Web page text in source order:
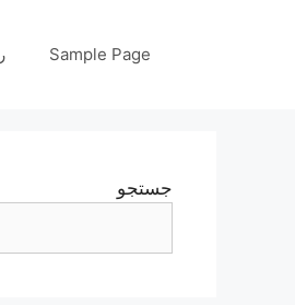
Sample Page
جستجو